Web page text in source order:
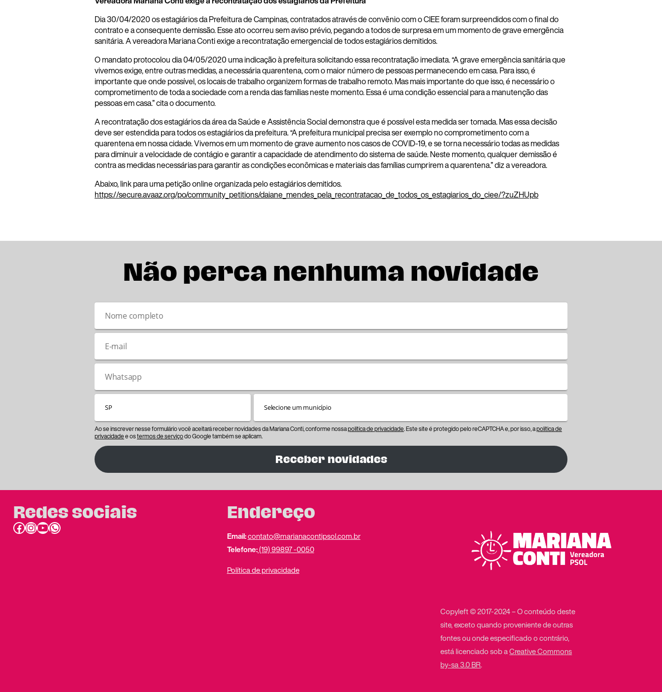
Dia 30/04/2020 os estagiários da Prefeitura de Campinas, contratados através de convênio com o CIEE foram surpreendidos com o final do
contrato e a consequente demissão. Esse ato ocorreu sem aviso prévio, pegando a todos de surpresa em um momento de grave emergência
sanitária. A vereadora Mariana Conti exige a recontratação emergencial de todos estagiários demitidos.
O mandato protocolou dia 04/05/2020 uma indicação à prefeitura solicitando essa recontratação imediata. “A grave emergência sanitária que
vivemos exige, entre outras medidas, a necessária quarentena, com o maior número de pessoas permanecendo em casa. Para isso, é
importante que onde possível, os locais de trabalho organizem formas de trabalho remoto. Mas mais importante do que isso, é necessário o
comprometimento de toda a sociedade com a renda das famílias neste momento. Essa é uma condição essencial para a manutenção das
pessoas em casa.” cita o documento.
A recontratação dos estagiários da área da Saúde e Assistência Social demonstra que é possível esta medida ser tomada. Mas essa decisão
deve ser estendida para todos os estagiários da prefeitura. “A prefeitura municipal precisa ser exemplo no comprometimento com a
quarentena em nossa cidade. Vivemos em um momento de grave aumento nos casos de COVID-19, e se torna necessário todas as medidas
para diminuir a velocidade de contágio e garantir a capacidade de atendimento do sistema de saúde. Neste momento, qualquer demissão é
contra as medidas necessárias para garantir as condições econômicas e materiais das famílias cumprirem a quarentena.” diz a vereadora.
Abaixo, link para uma petição online organizada pelo estagiários demitidos.
https://secure.avaaz.org/po/community_petitions/daiane_mendes_pela_recontratacao_de_todos_os_estagiarios_do_ciee/?zuZHUpb
Não perca nenhuma novidade
Ao se inscrever nesse formulário você aceitará receber novidades da Mariana Conti, conforme nossapolítica de privacidade. Este site é protegido pelo reCAPTCHA e, por isso, apolítica de
privacidadee ostermos de serviçodo Google também se aplicam.
Receber novidades
Redes sociais
Facebook InstagramYoutube link do whatsapp
Endereço
Email:contato@marianacontipsol.com.br
Telefone:(19) 99897 -0050
Política de privacidade
Copyleft © 2017-2024 – O conteúdo deste
site, exceto quando proveniente de outras
fontes ou onde especificado o contrário,
está licenciado sob aCreative Commons
by-sa 3.0 BR.